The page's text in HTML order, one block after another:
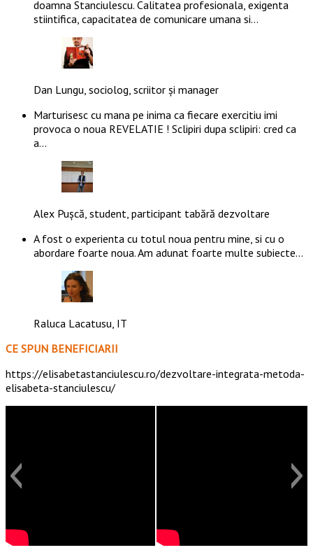
doamna Stanciulescu. Calitatea profesionala, exigenta
stiintifica, capacitatea de comunicare umana si…
Dan Lungu, sociolog, scriitor și manager
Marturisesc cu mana pe inima ca fiecare exercitiu imi
provoca o noua REVELATIE ! Sclipiri dupa sclipiri: cred ca
a…
Alex Pușcă, student, participant tabără dezvoltare
A fost o experienta cu totul noua pentru mine, si cu o
abordare foarte noua. Am adunat foarte multe subiecte…
Raluca Lacatusu, IT
CE SPUN BENEFICIARII
https://elisabetastanciulescu.ro/dezvoltare-integrata-metoda-
elisabeta-stanciulescu/